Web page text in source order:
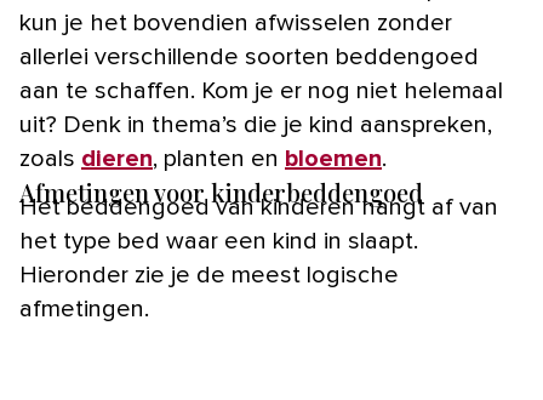
kun je het bovendien afwisselen zonder
allerlei verschillende soorten beddengoed
aan te schaffen. Kom je er nog niet helemaal
uit? Denk in thema’s die je kind aanspreken,
zoals dieren, planten en bloemen.
Afmetingen voor kinderbeddengoed
Het beddengoed van kinderen hangt af van
het type bed waar een kind in slaapt.
Hieronder zie je de meest logische
afmetingen.